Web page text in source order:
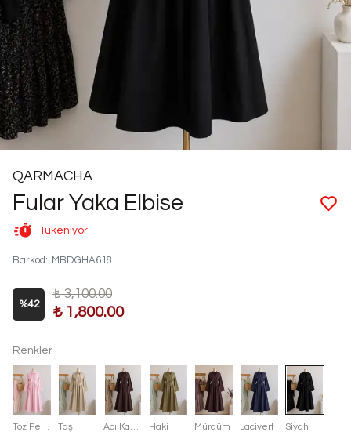
QARMACHA
Fular Yaka Elbise
Tükeniyor
Barkod : MBDGHA618
%42
₺ 3,100.00
₺ 1,800.00
Renkler
Taş Haki Mürdüm Lacivert Siyah